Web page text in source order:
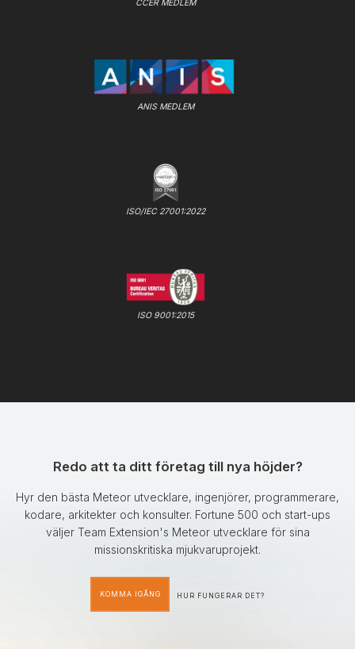
CCER MEDLEM
ANIS MEDLEM
ISO/IEC 27001:2022
ISO 9001:2015
Redo att ta ditt företag till nya höjder?
Hyr den bästa Meteor utvecklare, ingenjörer, programmerare,
kodare, arkitekter och konsulter. Fortune 500 och start-ups
väljer Team Extension's Meteor utvecklare för sina
missionskritiska mjukvaruprojekt.
KOMMA IGÅNG HUR FUNGERAR DET?